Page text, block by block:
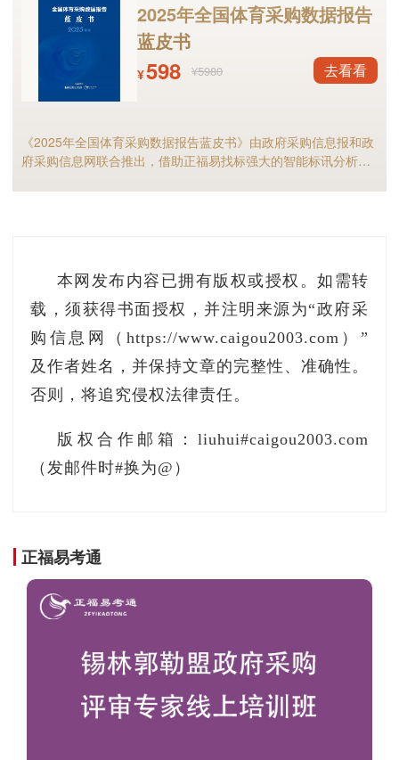
2025年全国体育采购数据报告
蓝皮书
¥598 ¥5980 去看看
《2025年全国体育采购数据报告蓝皮书》由政府采购信息报和政
府采购信息网联合推出，借助正福易找标强大的智能标讯分析能
本网发布内容已拥有版权或授权。如需转
载，须获得书面授权，并注明来源为“政府采
购信息网（https://www.caigou2003.com）”
及作者姓名，并保持文章的完整性、准确性。
否则，将追究侵权法律责任。
版权合作邮箱：liuhui#caigou2003.com
（发邮件时#换为@）
正福易考通